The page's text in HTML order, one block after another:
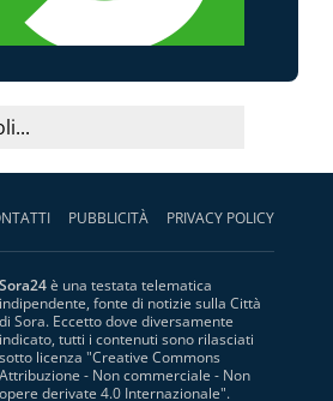
PUBBLICITÀ PRIVACY POLICY
Sora24è una testata telematica
indipendente, fonte di notizie sulla Città
di Sora. Eccetto dove diversamente
indicato, tutti i contenuti sono rilasciati
sotto licenza "Creative Commons
Attribuzione - Non commerciale - Non
opere derivate 4.0 Internazionale".